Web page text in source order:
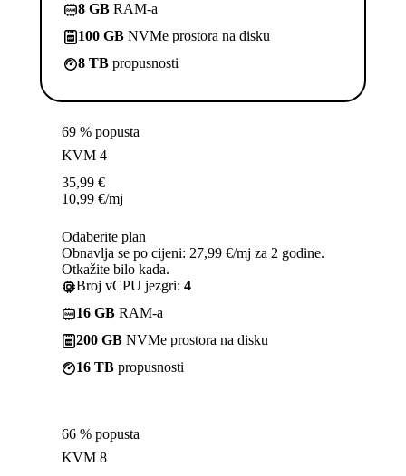
8 GB RAM-a
100 GB NVMe prostora na disku
8 TB propusnosti
69 % popusta
KVM 4
35,99 €
10,99 €/mj
Odaberite plan
Obnavlja se po cijeni: 27,99 €/mj za 2 godine.
Otkažite bilo kada.
Broj vCPU jezgri: 4
16 GB RAM-a
200 GB NVMe prostora na disku
16 TB propusnosti
66 % popusta
KVM 8